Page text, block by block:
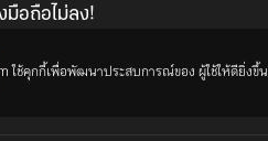
อถือไม่ลง!
ใช้คุกกี้เพื่อพัฒนาประสบการณ์ของ ผู้ใช้ให้ดียิ่งขึ้น